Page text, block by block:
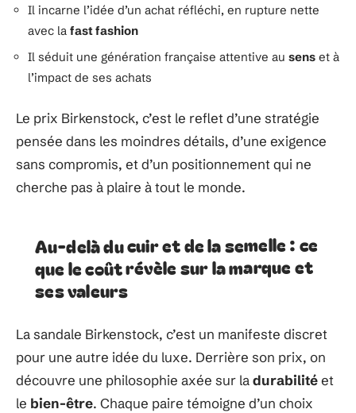
Il incarne l’idée d’un achat réfléchi, en rupture nette
avec la fast fashion
Il séduit une génération française attentive au sens et à
l’impact de ses achats
Le prix Birkenstock, c’est le reflet d’une stratégie
pensée dans les moindres détails, d’une exigence
sans compromis, et d’un positionnement qui ne
cherche pas à plaire à tout le monde.
Au-delà du cuir et de la semelle : ce
que le coût révèle sur la marque et
ses valeurs
La sandale Birkenstock, c’est un manifeste discret
pour une autre idée du luxe. Derrière son prix, on
découvre une philosophie axée sur ladurabilitéet
le bien-être. Chaque paire témoigne d’un choix